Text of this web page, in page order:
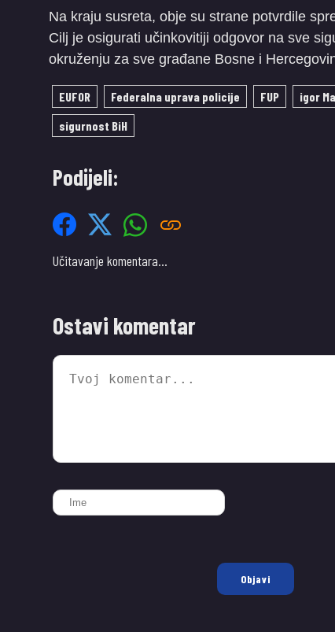
​Na kraju susreta, obje su strane potvrdile
Cilj je osigurati učinkovitiji odgovor na sve
okruženju za sve građane Bosne i
EUFOR Federalna uprava policije FUP igor
sigurnost BiH
Podijeli:
Učitavanje komentara…
Ostavi komentar
Objavi